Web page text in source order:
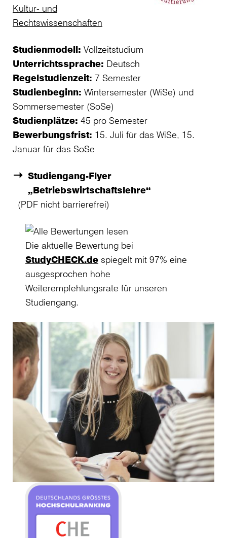
Kultur- und
Rechtswissenschaften
Studienmodell: Vollzeitstudium
Unterrichtssprache: Deutsch
Regelstudienzeit: 7 Semester
Studienbeginn: Wintersemester (WiSe) und
Sommersemester (SoSe)
Studienplätze: 45 pro Semester
Bewerbungsfrist: 15. Juli für das WiSe, 15.
Januar für das SoSe
Studiengang-Flyer
„Betriebswirtschaftslehre“
(PDF nicht barrierefrei)
Die aktuelle Bewertung bei
StudyCHECK.de spiegelt mit 97% eine
ausgesprochen hohe
Weiterempfehlungsrate für unseren
Studiengang.